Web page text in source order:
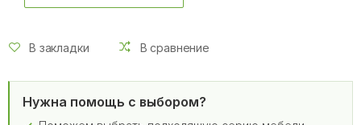
В закладки В сравнение
Нужна помощь с выбором?